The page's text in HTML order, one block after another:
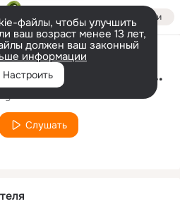
Войти
файлы, чтобы улучшить
ваш возраст менее 13 лет,
должен ваш законный
информации
Настроить Foolish (Bimbo Jones Remix)
Слушать